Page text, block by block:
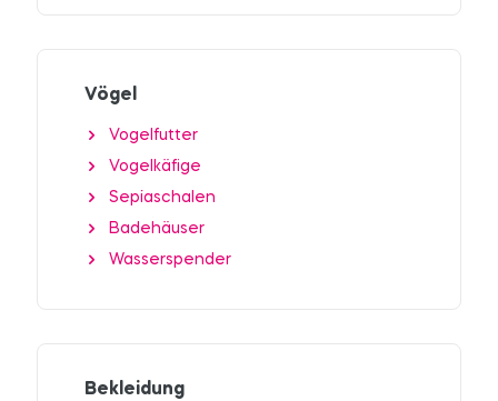
Vögel
Vogelfutter
Vogelkäfige
Sepiaschalen
Badehäuser
Wasserspender
Bekleidung